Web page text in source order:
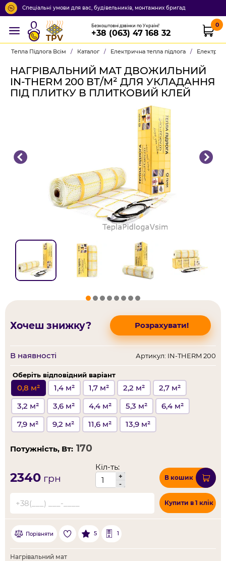
Спеціальні умови для вас, будівельників, монтажних бригад
TPV
Безкоштовні дзвінки по Україні!
+38 (063) 47 168 32
0
Тепла Підлога Всім / Каталог / Електрична тепла підлога /
НАГРІВАЛЬНИЙ МАТ ДВОЖИЛЬНИЙ
IN-THERM 200 ВТ/М² ДЛЯ УКЛАДАННЯ
ПІД ПЛИТКУ В ПЛИТКОВИЙ КЛЕЙ
Хочеш знижку? Розрахувати!
В наявності Артикул: IN-THERM 200
Оберіть відповідний варіант
0,8 м² 1,4 м² 1,7 м² 2,2 м²
2,7 м²
3,2 м²
3,6 м² 4,4 м² 5,3 м²
6,4 м²
7,9 м²
9,2 м² 11,6 м² 13,9 м²
Потужність, Вт:
2340 грн
Кіл-ть:
+
-
В кошик
Купити в 1 клік
Порівняти 5 1
Нагрівальний мат